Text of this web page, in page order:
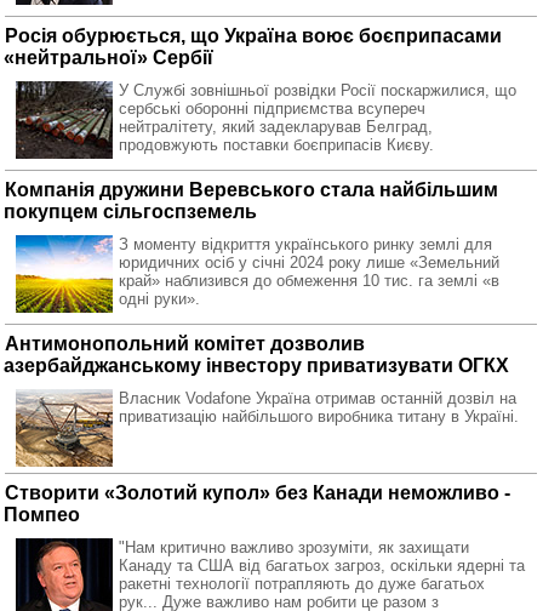
Росія обурюється, що Україна воює боєприпасами
«нейтральної» Сербії
У Службі зовнішньої розвідки Росії поскаржилися, що
сербські оборонні підприємства всупереч
нейтралітету, який задекларував Белград,
продовжують поставки боєприпасів Києву.
Компанія дружини Веревського стала найбільшим
покупцем сільгоспземель
З моменту відкриття українського ринку землі для
юридичних осіб у січні 2024 року лише «Земельний
край» наблизився до обмеження 10 тис. га землі «в
одні руки».
Антимонопольний комітет дозволив
азербайджанському інвестору приватизувати ОГКХ
Власник Vodafone Україна отримав останній дозвіл на
приватизацію найбільшого виробника титану в Україні.
Створити «Золотий купол» без Канади неможливо -
Помпео
"Нам критично важливо зрозуміти, як захищати
Канаду та США від багатьох загроз, оскільки ядерні та
ракетні технології потрапляють до дуже багатьох
рук... Дуже важливо нам робити це разом з